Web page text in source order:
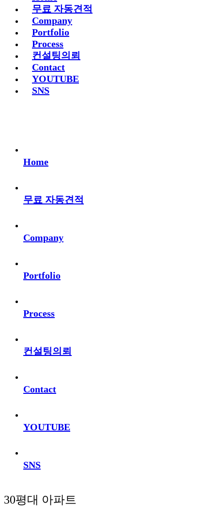
무료 자동견적
Company
Portfolio
Process
컨설팅의뢰
Contact
YOUTUBE
SNS
Home
무료 자동견적
Company
Portfolio
Process
컨설팅의뢰
Contact
YOUTUBE
SNS
30평대 아파트